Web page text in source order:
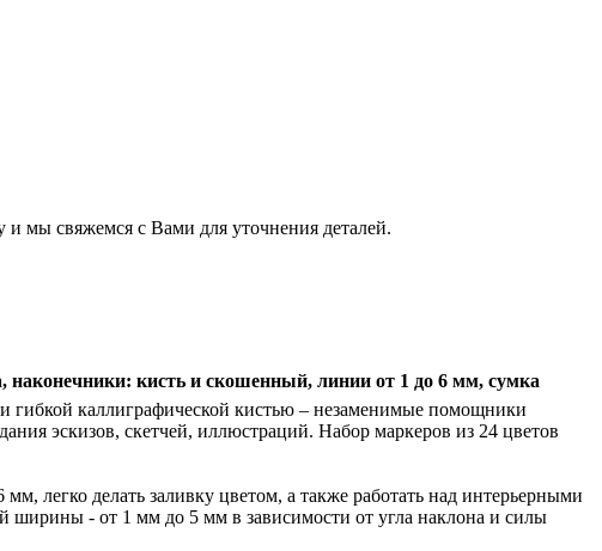
и мы свяжемся с Вами для уточнения деталей.
кисть и скошенный, линии от 1 до 6 мм, сумка
гибкой каллиграфической кистью – незаменимые помощники
эскизов, скетчей, иллюстраций. Набор маркеров из 24 цветов
делать заливку цветом, а также работать над интерьерными
- от 1 мм до 5 мм в зависимости от угла наклона и силы